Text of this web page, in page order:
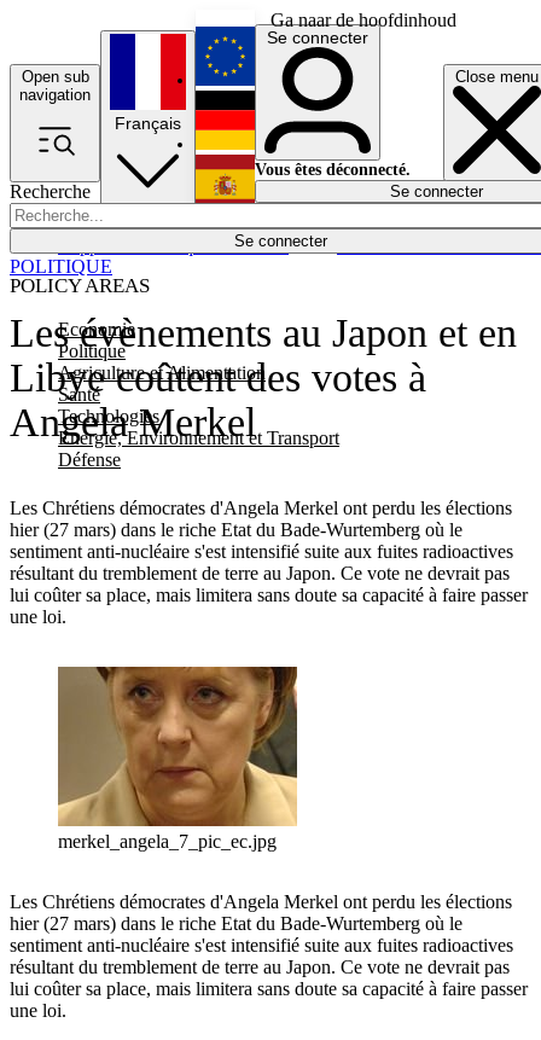
Ga naar de hoofdinhoud
Open sub
navigation
Close menu
Recherche
Se connecter
POLICY AREAS
Economie
Politique
Agriculture et Alimentation
Santé
Technologies
Energie, Environnement et Transport
Défense
Économie
Français
English
Deutsch
Español
Se connecter
Vous êtes déconnecté.
Se connecter
Les évènements au Japon et en
Libye coûtent des votes à
Angela Merkel
Les Chrétiens démocrates d'Angela Merkel ont perdu les élections
hier (27 mars) dans le riche Etat du Bade-Wurtemberg où le
sentiment anti-nucléaire s'est intensifié suite aux fuites radioactives
résultant du tremblement de terre au Japon. Ce vote ne devrait pas
lui coûter sa place, mais limitera sans doute sa capacité à faire passer
une loi.
POLITIQUE
merkel_angela_7_pic_ec.jpg
Les Chrétiens démocrates d'Angela Merkel ont perdu les élections
hier (27 mars) dans le riche Etat du Bade-Wurtemberg où le
sentiment anti-nucléaire s'est intensifié suite aux fuites radioactives
résultant du tremblement de terre au Japon. Ce vote ne devrait pas
lui coûter sa place, mais limitera sans doute sa capacité à faire passer
une loi.